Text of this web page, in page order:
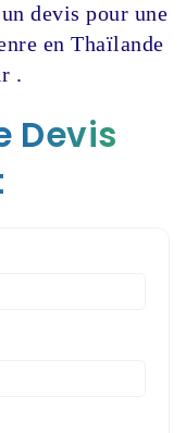
devis pour une
en Thaïlande
.
Devis